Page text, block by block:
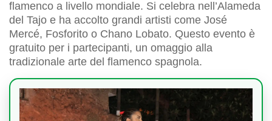
flamenco a livello mondiale. Si celebra nell’Alameda
del Tajo e ha accolto grandi artisti come José
Mercé, Fosforito o Chano Lobato. Questo evento è
gratuito per i partecipanti, un omaggio alla
tradizionale arte del flamenco spagnola.